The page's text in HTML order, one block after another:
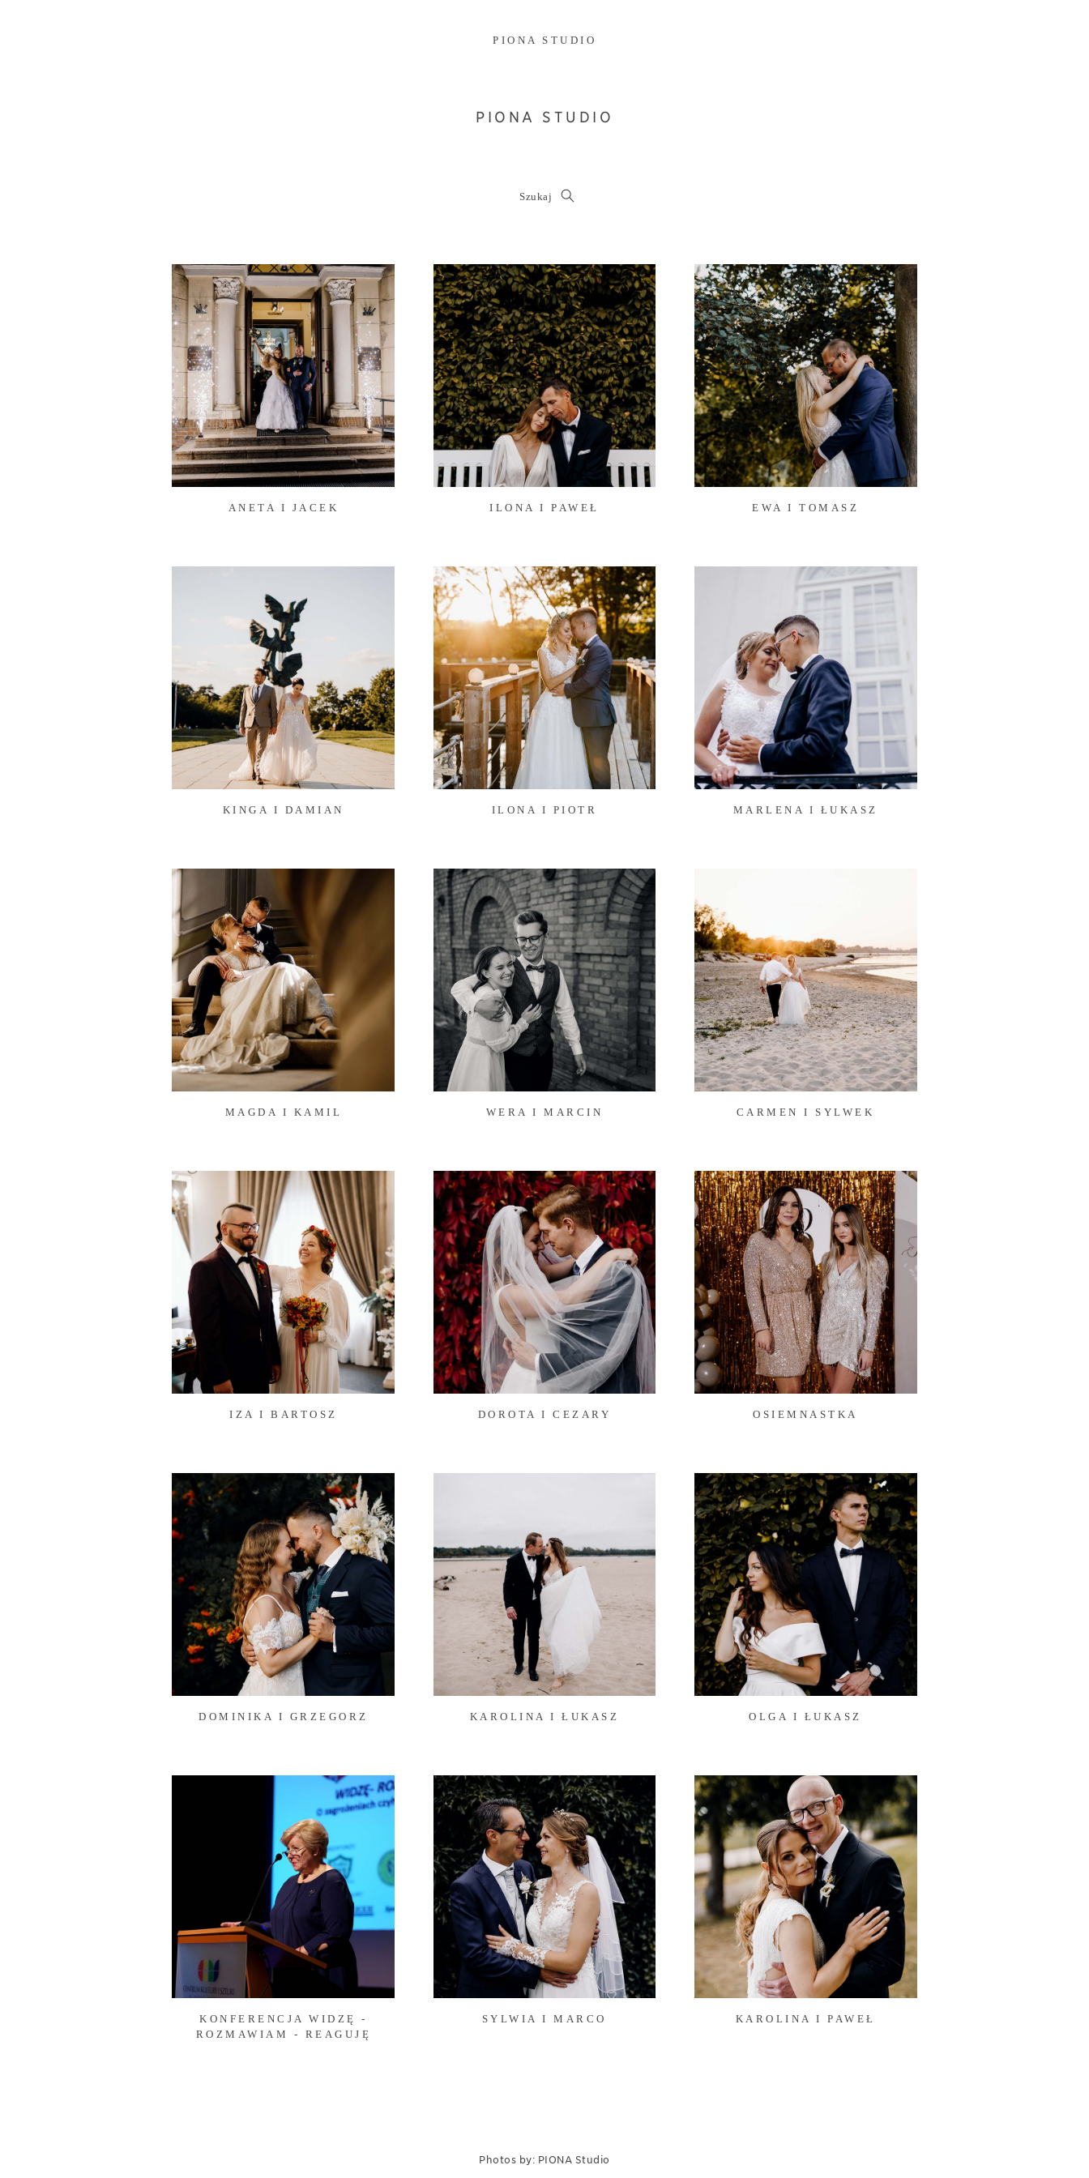
PIONA STUDIO
PIONA STUDIO
Szukaj
ANETA I JACEK ILONA I PAWEŁ EWA I TOMASZ
KINGA I DAMIAN ILONA I PIOTR MARLENA I ŁUKASZ
MAGDA I KAMIL WERA I MARCIN CARMEN I SYLWEK
IZA I BARTOSZ DOROTA I CEZARY OSIEMNASTKA
DOMINIKA I GRZEGORZ KAROLINA I ŁUKASZ OLGA I ŁUKASZ
KONFERENCJA WIDZĘ -
ROZMAWIAM - REAGUJĘ
SYLWIA I MARCO KAROLINA I PAWEŁ
Photos by: PIONA Studio